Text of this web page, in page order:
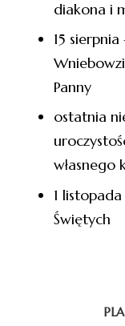
diakona i
15
Panny
ostatnia
własnego
1
Świętych